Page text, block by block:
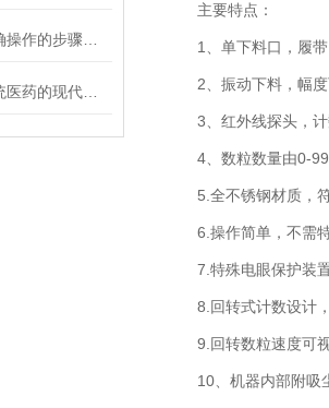
主要特点：
1、单下料口，履带
2、振动下料，幅度
3、红外线探头，计
4、数粒数量由0-
5.全不锈钢材质，符
6.操作简单，不需特
7.特殊电眼保护装置
8.回转式计数设计，
9.回转数粒速度可视
10、机器内部附吸尘